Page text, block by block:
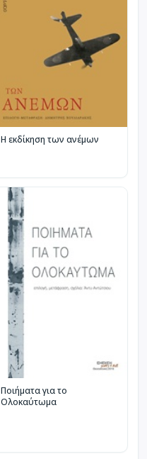
Η εκδίκηση των ανέμων
Ποιήματα για το
Ολοκαύτωμα